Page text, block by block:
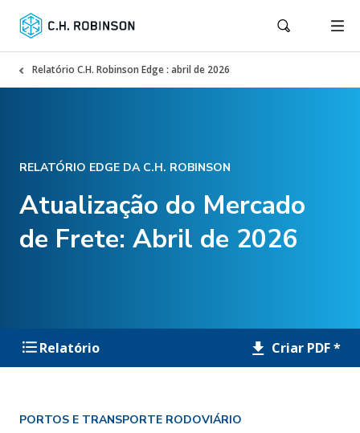
Relatório C.H. Robinson Edge : abril de 2026
RELATÓRIO EDGE DA C.H. ROBINSON
Atualização do Mercado
de Frete: Abril de 2026
Relatório Criar PDF *
PORTOS E TRANSPORTE RODOVIÁRIO